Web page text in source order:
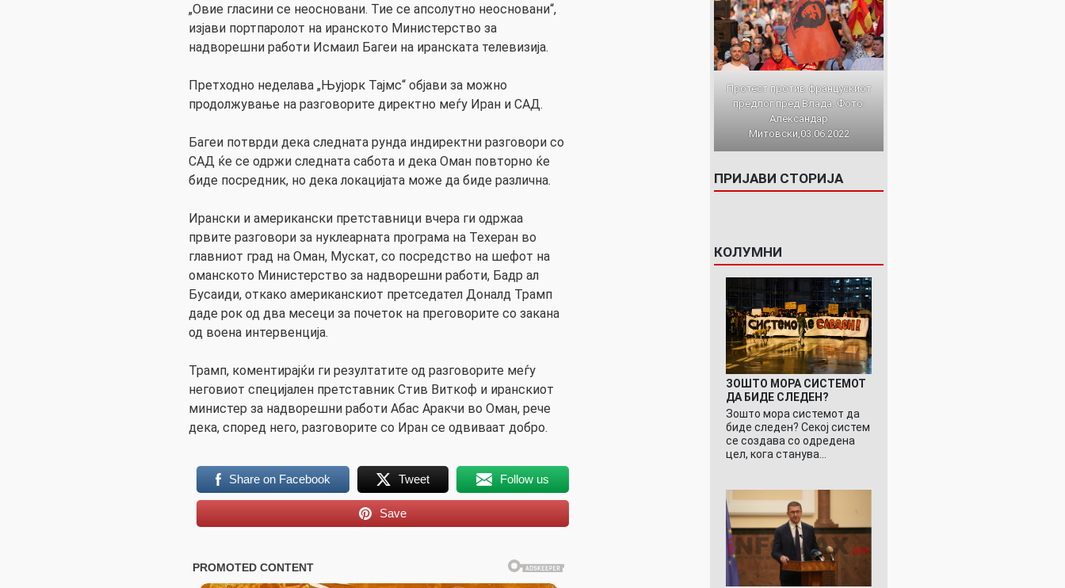
„Овие гласини се неосновани. Тие се апсолутно неосновани“,
изјави портпаролот на иранското Министерство за
надворешни работи Исмаил Багеи на иранската телевизија.
Претходно неделава „Њујорк Тајмс“ објави за можно
продолжување на разговорите директно меѓу Иран и САД.
Багеи потврди дека следната рунда индиректни разговори со
САД ќе се одржи следната сабота и дека Оман повторно ќе
биде посредник, но дека локацијата може да биде различна.
Ирански и американски претставници вчера ги одржаа
првите разговори за нуклеарната програма на Техеран во
главниот град на Оман, Мускат, со посредство на шефот на
оманското Министерство за надворешни работи, Бадр ал
Бусаиди, откако американскиот претседател Доналд Трамп
даде рок од два месеци за почеток на преговорите со закана
од воена интервенција.
Трамп, коментирајќи ги резултатите од разговорите меѓу
неговиот специјален претставник Стив Виткоф и иранскиот
министер за надворешни работи Абас Аракчи во Оман, рече
дека, според него, разговорите со Иран се одвиваат добро.
Share on Facebook Tweet Follow us
Save
Протест против францускиот
предлог пред Влада. Фото:
Александар
Митовски,03.06.2022
ПРИЈАВИ СТОРИЈА
КОЛУМНИ
ЗОШТО МОРА СИСТЕМОТ
ДА БИДЕ СЛЕДЕН?
Зошто мора системот да
биде следен? Секој систем
се создава со одредена
цел, кога станува…